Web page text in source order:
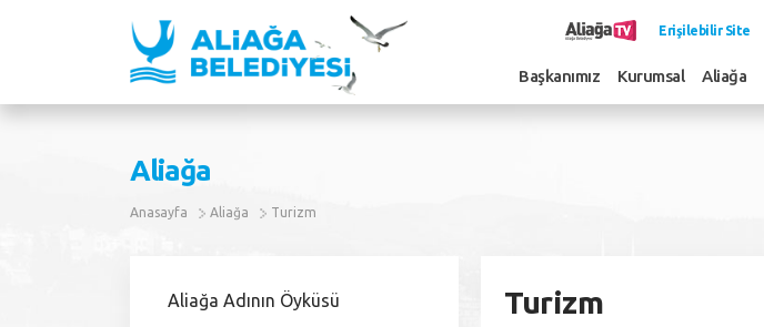
Erişilebilir Site
Başkanımız Kurumsal Aliağa
Aliağa
Anasayfa Aliağa Turizm
Aliağa Adının Öyküsü
Turizm